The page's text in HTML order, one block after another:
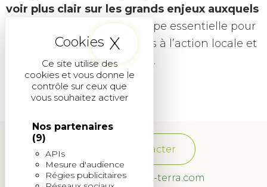
Ce site utilise des
cookies et vous donne le
contrôle sur ceux que
vous souhaitez activer
Nos partenaires
(9)
APIs
Mesure d'audience
Régies publicitaires
X Masquer le
voir plus clair sur les grands enjeux auxquels
. Une étape essentielle pour
donner encore plus de sens à l’action locale et
à l’engagement de chacun.
Nous contacter
franchise@quadra-terra.com